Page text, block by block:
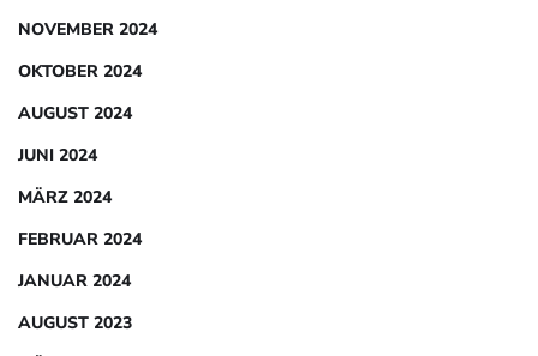
NOVEMBER 2024
OKTOBER 2024
AUGUST 2024
JUNI 2024
MÄRZ 2024
FEBRUAR 2024
JANUAR 2024
AUGUST 2023